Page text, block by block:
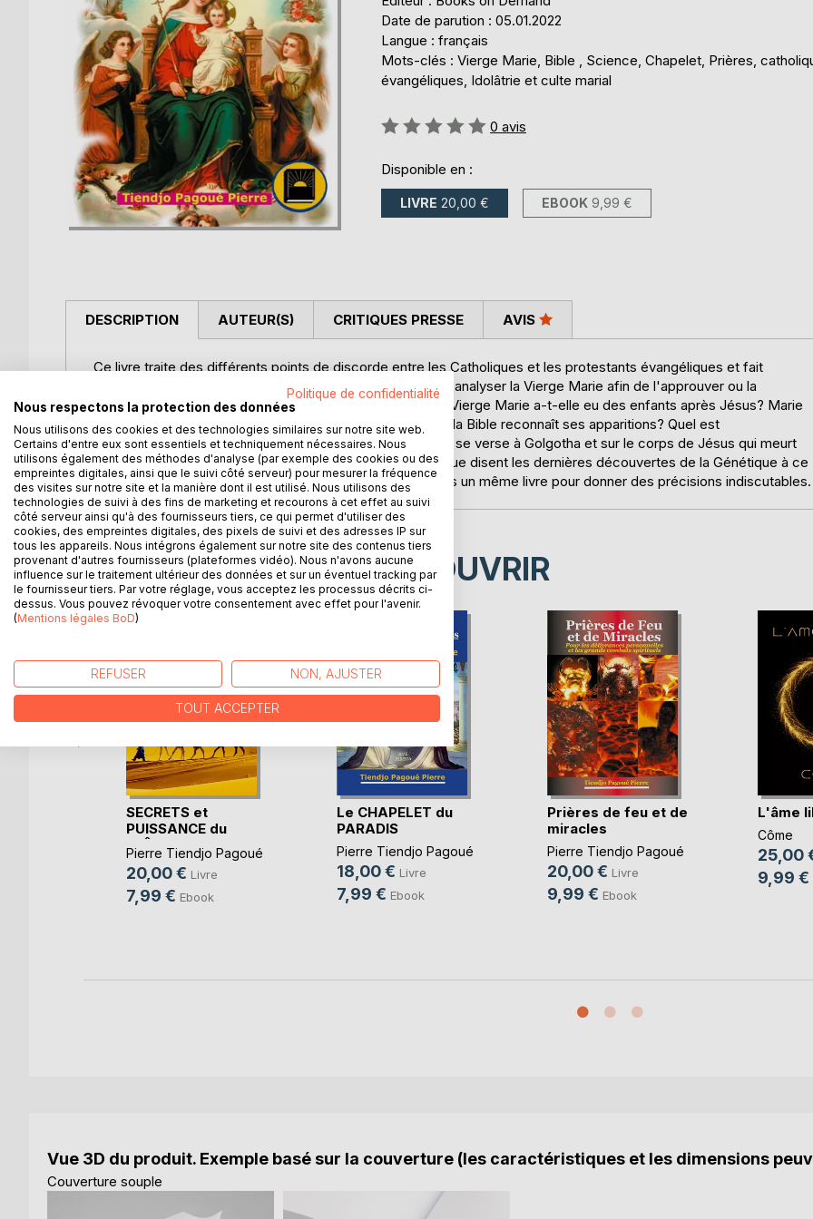
Date de parution : 05.01.2022
Langue : français
Mots-clés : Vierge Marie, Bible , Science, Chapelet, Prières,
évangéliques, Idolâtrie et culte marial
Évaluation:
0 avis
Disponible en :
LIVRE 20,00 € EBOOK 9,99 €
DESCRIPTION
Ce livre traite des différents points de discorde entre les Catholiques et les protestants évangéliques et fait
intervenir à la fois la Bible, la Biologie et la Génétique pour analyser la Vierge Marie afin de l'approuver ou la
condamner. Le culte marial est-il biblique ou idolâtrie? La Vierge Marie a-t-elle eu des enfants après Jésus? Marie
a-t-elle une puissance sur les êtres humains? Est-ce que la Bible reconnaît ses apparitions? Quel est
scientifiquement parlant, son apport au sang de Jésus qui se verse à Golgotha et sur le corps de Jésus qui meurt
sur la croix? Jésus tire-t-il son intelligence de sa mère? Que disent les dernières découvertes de la Génétique à ce
sujet? Sans passion, la Bible et la Science se marient dans un même livre pour donner des précisions indiscutables.
AUTEUR(S) CRITIQUES PRESSE AVIS
D’AUTRES TITRES À DÉCOUVRIR
SECRETS et
PUISSANCE du
JEÛNE Selo(...)
Pierre Tiendjo Pagoué
20,00 € Livre
7,99 € Ebook
Le CHAPELET du
PARADIS
Pierre Tiendjo Pagoué
18,00 € Livre
7,99 € Ebook
Prières de feu et de
miracles
Pierre Tiendjo Pagoué
20,00 € Livre
9,99 € Ebook
L'âme
Côme
25,00
9,99 €
Vue 3D du produit. Exemple basé sur la couverture (les caractéristiques et les dimensions
Couverture souple
Politique de confidentialité
Nous respectons la protection des données
Nous utilisons des cookies et des technologies similaires sur notre site web.
Certains d'entre eux sont essentiels et techniquement nécessaires. Nous
utilisons également des méthodes d'analyse (par exemple des cookies ou des
empreintes digitales, ainsi que le suivi côté serveur) pour mesurer la fréquence
des visites sur notre site et la manière dont il est utilisé. Nous utilisons des
technologies de suivi à des fins de marketing et recourons à cet effet au suivi
côté serveur ainsi qu'à des fournisseurs tiers, ce qui permet d'utiliser des
cookies, des empreintes digitales, des pixels de suivi et des adresses IP sur
tous les appareils. Nous intégrons également sur notre site des contenus tiers
provenant d'autres fournisseurs (plateformes vidéo). Nous n'avons aucune
influence sur le traitement ultérieur des données et sur un éventuel tracking par
le fournisseur tiers. Par votre réglage, vous acceptez les processus décrits ci-
dessus. Vous pouvez révoquer votre consentement avec effet pour l'avenir.
(Mentions légales BoD)
REFUSER NON, AJUSTER
TOUT ACCEPTER